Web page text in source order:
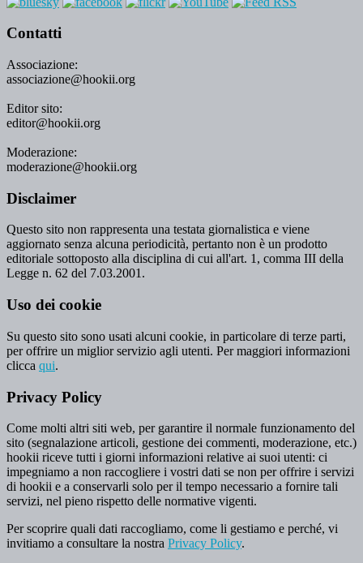
Contatti
Associazione:
associazione@hookii.org
Editor sito:
editor@hookii.org
Moderazione:
moderazione@hookii.org
Disclaimer
Questo sito non rappresenta una testata giornalistica e viene
aggiornato senza alcuna periodicità, pertanto non è un prodotto
editoriale sottoposto alla disciplina di cui all'art. 1, comma III della
Legge n. 62 del 7.03.2001.
Uso dei cookie
Su questo sito sono usati alcuni cookie, in particolare di terze parti,
per offrire un miglior servizio agli utenti. Per maggiori informazioni
clicca qui.
Privacy Policy
Come molti altri siti web, per garantire il normale funzionamento del
sito (segnalazione articoli, gestione dei commenti, moderazione, etc.)
hookii riceve tutti i giorni informazioni relative ai suoi utenti: ci
impegniamo a non raccogliere i vostri dati se non per offrire i servizi
di hookii e a conservarli solo per il tempo necessario a fornire tali
servizi, nel pieno rispetto delle normative vigenti.
Per scoprire quali dati raccogliamo, come li gestiamo e perché, vi
invitiamo a consultare la nostra Privacy Policy.